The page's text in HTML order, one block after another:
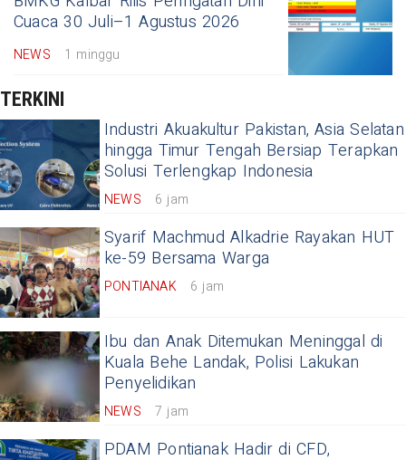
Cuaca 30 Juli–1 Agustus 2026
NEWS 1 minggu
TERKINI
Industri Akuakultur Pakistan, Asia Selatan
hingga Timur Tengah Bersiap Terapkan
Solusi Terlengkap Indonesia
NEWS 6 jam
Syarif Machmud Alkadrie Rayakan HUT
ke-59 Bersama Warga
PONTIANAK 6 jam
Ibu dan Anak Ditemukan Meninggal di
Kuala Behe Landak, Polisi Lakukan
Penyelidikan
NEWS 7 jam
PDAM Pontianak Hadir di CFD,